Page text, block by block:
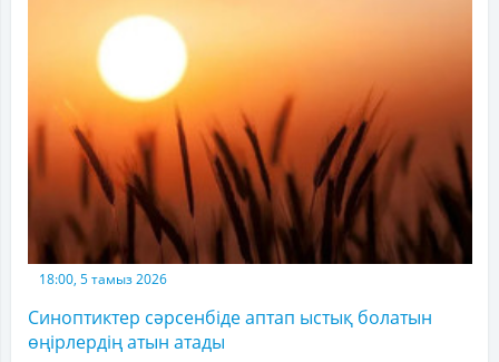
18:00, 5 тамыз 2026
Синоптиктер сәрсенбіде аптап ыстық болатын
өңірлердің атын атады